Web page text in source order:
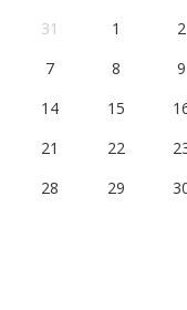
31
1 2
7
8 9
14
15
21
22
28
29